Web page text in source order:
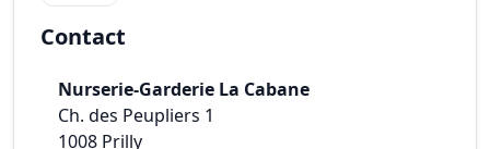
Contact
Nurserie-Garderie La Cabane
Ch. des Peupliers 1
1008 Prilly